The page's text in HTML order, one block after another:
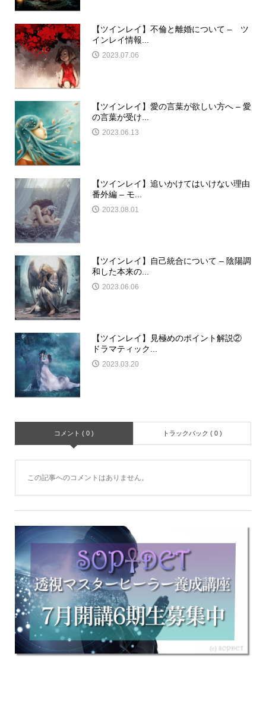
【ツインレイ】不倫と離婚について – ツ
インレイ情報...
2023.07.06
【ツインレイ】愛の言葉が欲しい方へ – 愛
の言葉が受け...
2023.06.13
【ツインレイ】追いかけてはいけない理由
番外編 – モ...
2023.08.01
【ツインレイ】自己統合について – 陰陽調
和した本来の...
2023.06.06
【ツインレイ】見極めのポイント解説②
ドラマティック...
2023.03.20
コメント ( 0 ) トラックバック ( 0 )
この記事へのコメントはありません。